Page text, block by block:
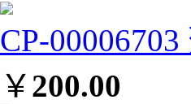
CP-
￥200.00